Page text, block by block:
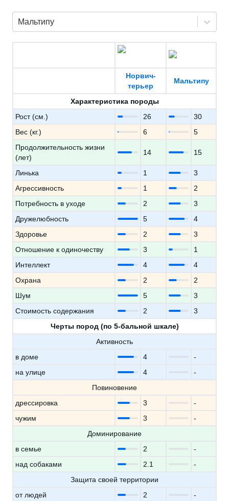
Мальтипу
Норвич-
терьер
Мальтипу
Характеристика породы
Рост (см.)
26
30
Вес (кг.)
6
5
Продолжительность жизни
(лет)
14 15
Линька 1
3
Агрессивность
1
2
Потребность в уходе
2
3
Дружелюбность
5
4
Здоровье
2
3
Отношение к одиночеству
3
1
Интеллект
4
4
Охрана
2
2
Шум
5
3
Стоимость содержания
2
3
Черты пород (по 5-бальной шкале)
Активность
в доме
4
-
на улице
4
-
Повиновение
дрессировка
3
-
чужим
3
-
Доминирование
в семье
2
-
над собаками
2.1
-
Защита своей территории
от людей
2
-